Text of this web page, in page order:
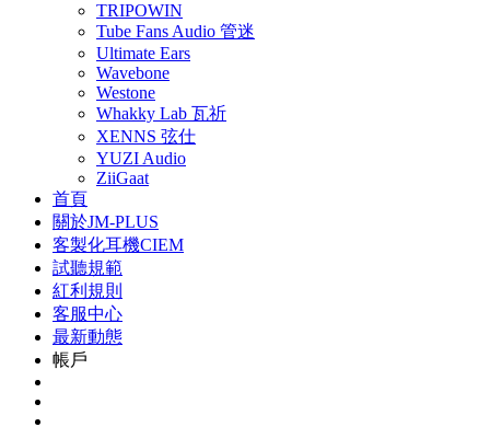
TRIPOWIN
Tube Fans Audio 管迷
Ultimate Ears
Wavebone
Westone
Whakky Lab 瓦祈
XENNS 弦仕
YUZI Audio
ZiiGaat
首頁
關於JM-PLUS
客製化耳機CIEM
試聽規範
紅利規則
客服中心
最新動態
帳戶